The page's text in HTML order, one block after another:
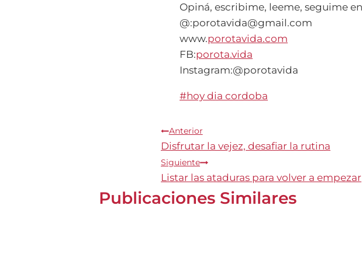
Opiná, escribime, leeme, seguime
@:porotavida@gmail.com
www.porotavida.com
FB:porota.vida
Instagram:@porotavida
Etiquetas
la
entrada:
#hoy dia cordoba
Navegación
de
entradas
Anterior
Disfrutar la vejez, desafiar la rutina
Siguiente
Listar las ataduras para volver a empezar
Publicaciones Similares